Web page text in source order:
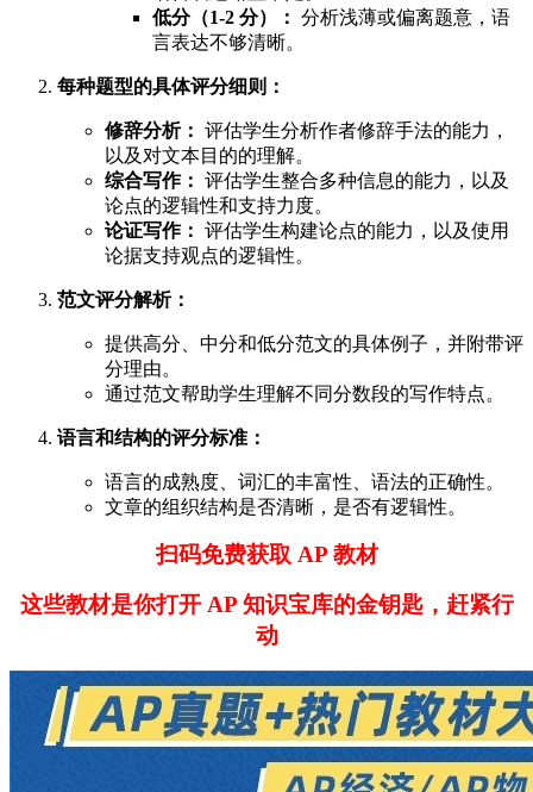
低分（1-2 分）： 分析浅薄或偏离题意，语
言表达不够清晰。
每种题型的具体评分细则：
修辞分析： 评估学生分析作者修辞手法的能力，
以及对文本目的的理解。
综合写作： 评估学生整合多种信息的能力，以及
论点的逻辑性和支持力度。
论证写作： 评估学生构建论点的能力，以及使用
论据支持观点的逻辑性。
范文评分解析：
提供高分、中分和低分范文的具体例子，并附带评
分理由。
通过范文帮助学生理解不同分数段的写作特点。
语言和结构的评分标准：
语言的成熟度、词汇的丰富性、语法的正确性。
文章的组织结构是否清晰，是否有逻辑性。
扫码免费获取 AP 教材
这些教材是你打开 AP 知识宝库的金钥匙，赶紧行
动